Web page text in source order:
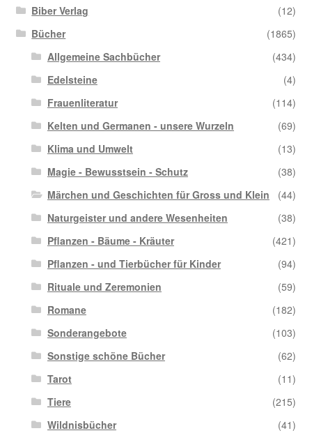
Biber Verlag
(12)
Bücher
(1865)
Allgemeine Sachbücher
(434)
Edelsteine
(4)
Frauenliteratur
(114)
Kelten und Germanen - unsere Wurzeln
(69)
Klima und Umwelt
(13)
Magie - Bewusstsein - Schutz
(38)
Märchen und Geschichten für Gross und Klein
(44)
Naturgeister und andere Wesenheiten
(38)
Pflanzen - Bäume - Kräuter
(421)
Pflanzen - und Tierbücher für Kinder
(94)
Rituale und Zeremonien
(59)
Romane
(182)
Sonderangebote
(103)
Sonstige schöne Bücher
(62)
Tarot
(11)
Tiere
(215)
Wildnisbücher
(41)